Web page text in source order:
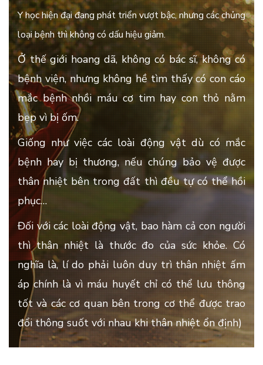
Y học hiện đại đang phát triển vượt bậc, nhưng các chủng
loại bệnh thì không có dấu hiệu giảm.
Ở thế giới hoang dã, không có bác sĩ, không có
bệnh viện, nhưng không hềtìm thấy có con cáo
mắc bệnh nhồi máu cơ tim hay con thỏ nằm
bẹp vì bị ốm.
Giống như việc các loài động vật dù có mắc
bệnh hay bị thương, nếu chúng bảo vệ được
thân nhiệt bên trong đất thì đều tựcó thểhồi
phục…
Đối với các loài động vật, bao hàm cả con người
thì thân nhiệt là thước đo của sức khỏe. Có
nghĩa là, lí do phải luôn duy trì thân nhiệt ấm
áp chính là vì máu huyết chỉ có thể lưu thông
tốt và các cơ quan bên trong cơ thể được trao
đổi thông suốt với nhaukhi thân nhiệt ổn định)